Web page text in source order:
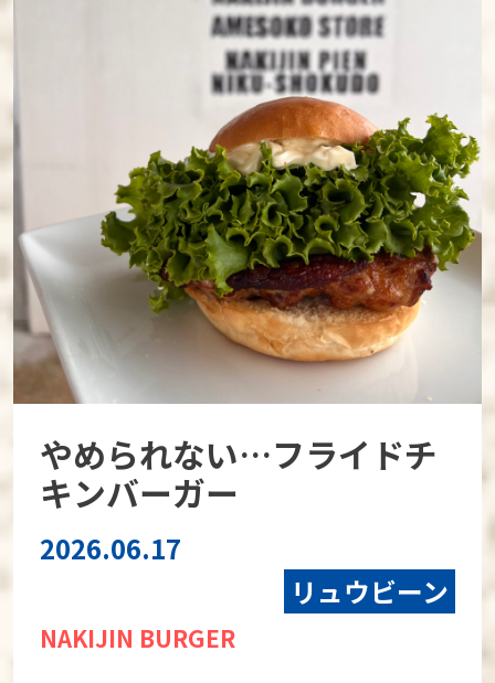
やめられない…フライドチ
キンバーガー
2026.06.17
リュウビーン
NAKIJIN BURGER